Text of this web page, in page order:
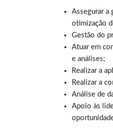
Assegurar a
otimização
Gestão do
Atuar em
e análises;
Realizar a
Realizar a
Análise de
Apoio às